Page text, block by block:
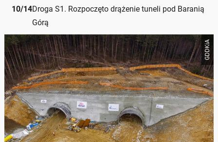
10/14Droga S1. Rozpoczęto drążenie tuneli pod Baranią
Górą
GDDKiA